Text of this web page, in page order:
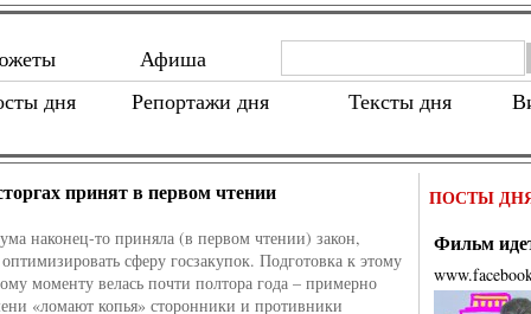
Афиша
дня
Репортажи дня Тексты дня
принят в первом чтении
наконец-то приняла (в первом чтении) закон,
сферу госзакупок. Подготовка к этому
моменту велась почти полтора года – примерно
«ломают копья» сторонники и противники
ПОСТЫ
Фильм